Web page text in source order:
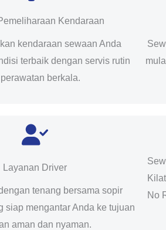
Kendaraan
kendaraan sewaan Anda
terbaik dengan servis rutin
berkala.
Layanan Driver
tenang bersama sopir
siap mengantar Anda ke tujuan
aman dan nyaman.
No